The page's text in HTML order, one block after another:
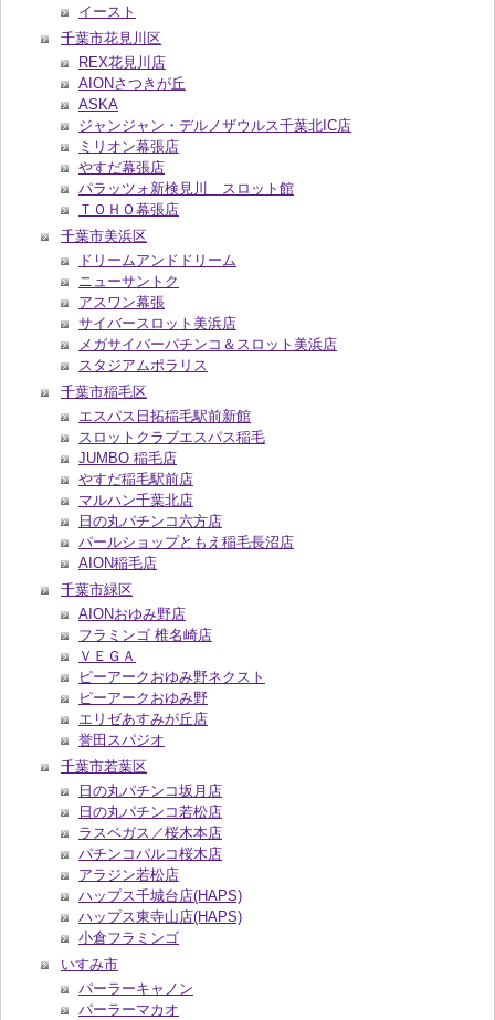
イースト
千葉市花見川区
REX花見川店
AIONさつきが丘
ASKA
ジャンジャン・デルノザウルス千葉北IC店
ミリオン幕張店
やすだ幕張店
パラッツォ新検見川 スロット館
ＴＯＨＯ幕張店
千葉市美浜区
ドリームアンドドリーム
ニューサントク
アスワン幕張
サイバースロット美浜店
メガサイバーパチンコ＆スロット美浜店
スタジアムポラリス
千葉市稲毛区
エスパス日拓稲毛駅前新館
スロットクラブエスパス稲毛
JUMBO 稲毛店
やすだ稲毛駅前店
マルハン千葉北店
日の丸パチンコ六方店
パールショップともえ稲毛長沼店
AION稲毛店
千葉市緑区
AIONおゆみ野店
フラミンゴ 椎名崎店
ＶＥＧＡ
ピーアークおゆみ野ネクスト
ピーアークおゆみ野
エリゼあすみが丘店
誉田スパジオ
千葉市若葉区
日の丸パチンコ坂月店
日の丸パチンコ若松店
ラスベガス／桜木本店
パチンコパルコ桜木店
アラジン若松店
ハップス千城台店(HAPS)
ハップス東寺山店(HAPS)
小倉フラミンゴ
いすみ市
パーラーキャノン
パーラーマカオ